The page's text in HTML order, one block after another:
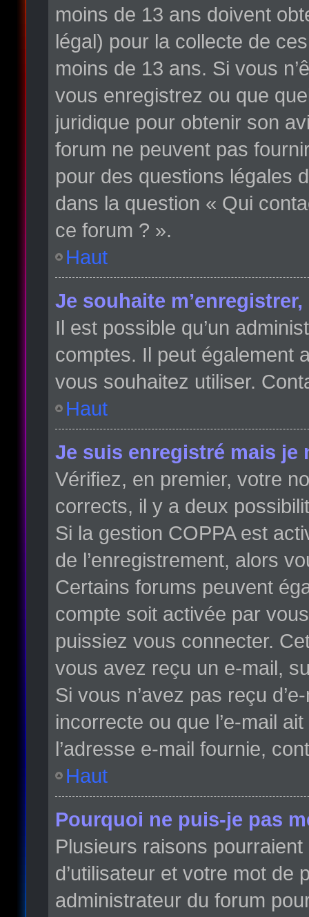
moins de 13 ans doivent
légal) pour la collecte de
moins de 13 ans. Si vous
vous enregistrez ou que
juridique pour obtenir son
forum ne peuvent pas
pour des questions légales
dans la question « Qui
ce forum ? ».
Haut
Je souhaite
Il est possible qu’un
comptes. Il peut également
vous souhaitez utiliser.
Haut
Je suis enregistré mais je
Vérifiez, en premier, votre
corrects, il y a deux
Si la gestion COPPA est
de l’enregistrement, alors
Certains forums peuvent
compte soit activée par
puissiez vous connecter.
vous avez reçu un e-mail,
Si vous n’avez pas reçu
incorrecte ou que l’e-mail
l’adresse e-mail fournie,
Haut
Pourquoi ne puis-je pas
Plusieurs raisons
d’utilisateur et votre mot de
administrateur du forum